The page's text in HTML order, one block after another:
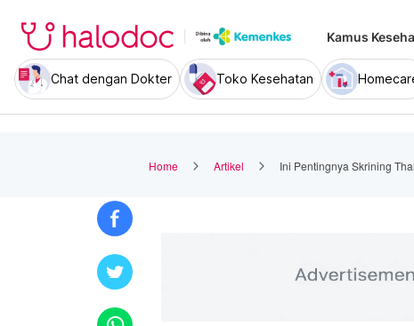
Kamus
Chat dengan Dokter Toko Kesehatan
Home Artikel Ini Pentingnya Skrining